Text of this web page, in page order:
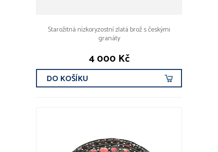
Starožitná nízkoryzostní zlatá brož s českými
granáty
4 000 Kč
DO KOŠÍKU